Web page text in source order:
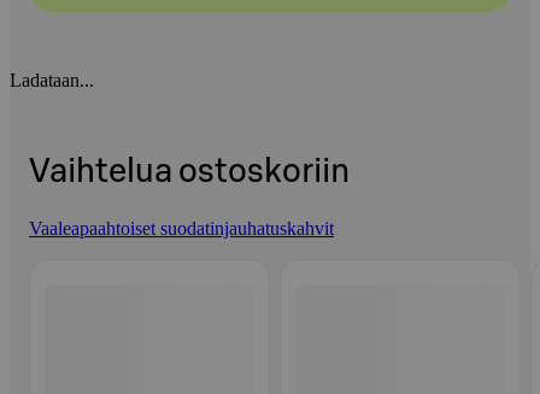
Ladataan...
Vaihtelua ostoskoriin
Vaaleapaahtoiset suodatinjauhatuskahvit